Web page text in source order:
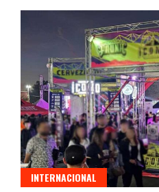
INTERNACIONAL